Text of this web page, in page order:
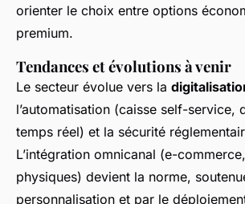
orienter le choix entre options
premium.
Tendances et évolutions à venir
Le secteur évolue vers la
l’automatisation (caisse self-service,
temps réel) et la sécurité
L’intégration omnicanal (e-
physiques) devient la norme,
personnalisation et par le